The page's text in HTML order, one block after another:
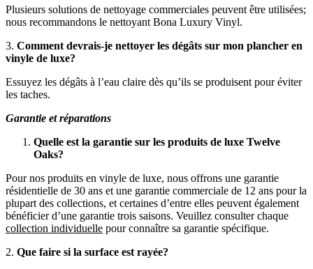
Plusieurs solutions de nettoyage commerciales peuvent être utilisées;
nous recommandons le nettoyant Bona Luxury Vinyl.
3. Comment devrais-je nettoyer les dégâts sur mon plancher en
vinyle de luxe?
Essuyez les dégâts à l’eau claire dès qu’ils se produisent pour éviter
les taches.
Garantie et réparations
Quelle est la garantie sur les produits de luxe Twelve
Oaks?
Pour nos produits en vinyle de luxe, nous offrons une garantie
résidentielle de 30 ans et une garantie commerciale de 12 ans pour la
plupart des collections, et certaines d’entre elles peuvent également
bénéficier d’une garantie trois saisons. Veuillez consulter chaque
collection individuelle pour connaître sa garantie spécifique.
2. Que faire si la surface est rayée?